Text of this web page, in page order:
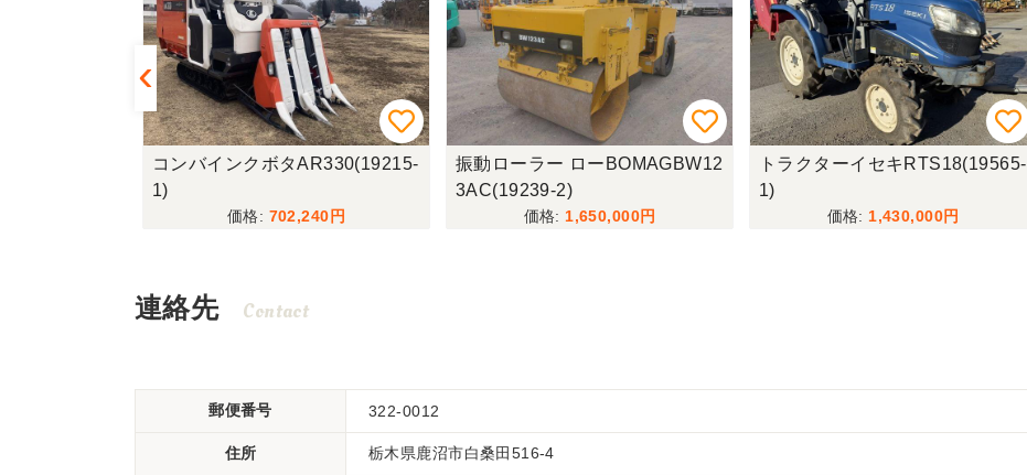
コンバインクボタAR330(19215-
1)
702,240
振動ローラー ローBOMAGBW12
3AC(19239-2)
1,650,000
トラクターイセキRTS18(19565-
1)
1,430,000
連絡先 Contact
郵便番号 322-0012
住所 栃木県鹿沼市白桑田516-4